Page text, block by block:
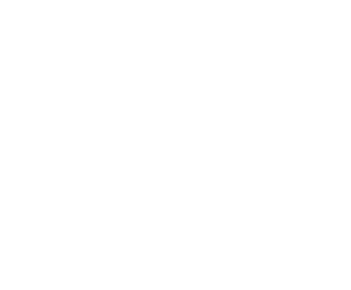
TÜV
de las
que